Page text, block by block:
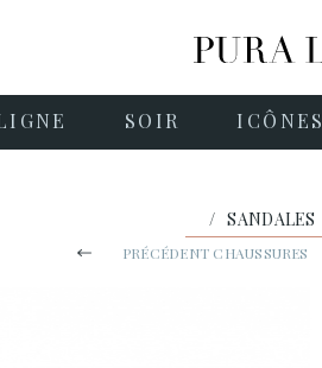
SOIR ICÔNES
/ SANDALES
PRÉCÉDENT CHAUSSURES